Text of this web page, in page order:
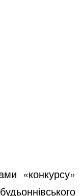
«конкурсу»